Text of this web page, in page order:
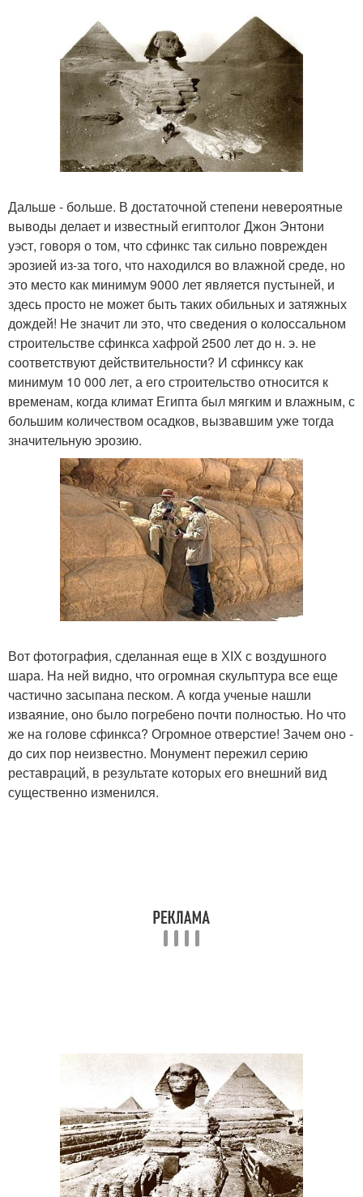
Дальше - больше. В достаточной степени невероятные
выводы делает и известный египтолог Джон Энтони
уэст, говоря о том, что сфинкс так сильно поврежден
эрозией из-за того, что находился во влажной среде, но
это место как минимум 9000 лет является пустыней, и
здесь просто не может быть таких обильных и затяжных
дождей! Не значит ли это, что сведения о колоссальном
строительстве сфинкса хафрой 2500 лет до н. э. не
соответствуют действительности? И сфинксу как
минимум 10 000 лет, а его строительство относится к
временам, когда климат Египта был мягким и влажным, с
большим количеством осадков, вызвавшим уже тогда
значительную эрозию.
Вот фотография, сделанная еще в ХІХ с воздушного
шара. На ней видно, что огромная скульптура все еще
частично засыпана песком. А когда ученые нашли
изваяние, оно было погребено почти полностью. Но что
же на голове сфинкса? Огромное отверстие! Зачем оно -
до сих пор неизвестно. Монумент пережил серию
реставраций, в результате которых его внешний вид
существенно изменился.